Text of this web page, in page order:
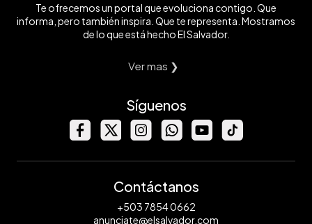
Te ofrecemos un portal que evoluciona contigo. Que
informa, pero también inspira. Que te representa. Mostramos
de lo que está hecho El Salvador.
Ver mas ❯
Síguenos
Contáctanos
+503 7854 0662
anunciate@elsalvador.com